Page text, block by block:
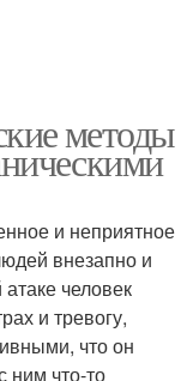
методы
и неприятное
внезапно и
человек
и тревогу,
что он
ним что-то